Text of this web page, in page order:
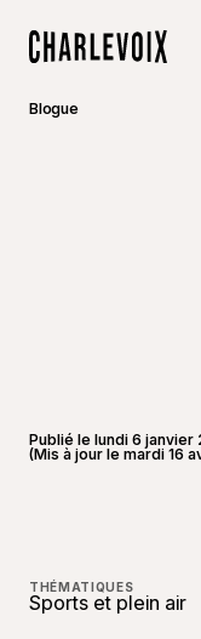
Blogue
Publié le lundi 6 janvier
(Mis à jour le mardi 16
THÉMATIQUES
Sports et plein air